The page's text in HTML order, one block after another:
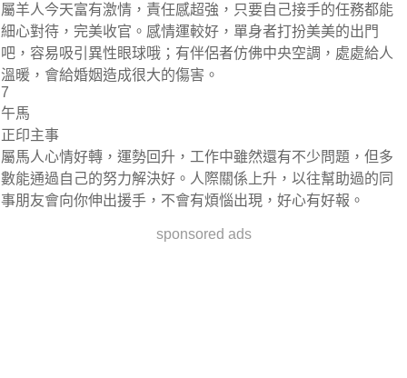
屬羊人今天富有激情，責任感超強，只要自己接手的任務都能
細心對待，完美收官。感情運較好，單身者打扮美美的出門
吧，容易吸引異性眼球哦；有伴侶者仿佛中央空調，處處給人
溫暖，會給婚姻造成很大的傷害。
7
午馬
正印主事
屬馬人心情好轉，運勢回升，工作中雖然還有不少問題，但多
數能通過自己的努力解決好。人際關係上升，以往幫助過的同
事朋友會向你伸出援手，不會有煩惱出現，好心有好報。
sponsored ads